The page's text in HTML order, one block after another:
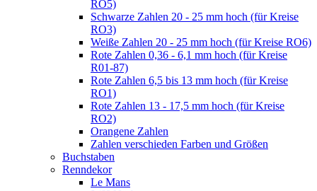
RO5)
Schwarze Zahlen 20 - 25 mm hoch (für Kreise
RO3)
Weiße Zahlen 20 - 25 mm hoch (für Kreise RO6)
Rote Zahlen 0,36 - 6,1 mm hoch (für Kreise
R01-87)
Rote Zahlen 6,5 bis 13 mm hoch (für Kreise
RO1)
Rote Zahlen 13 - 17,5 mm hoch (für Kreise
RO2)
Orangene Zahlen
Zahlen verschieden Farben und Größen
Buchstaben
Renndekor
Le Mans